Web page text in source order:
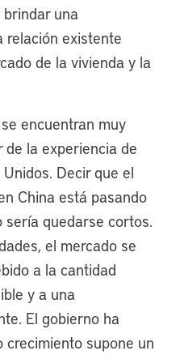
una
relación existente
de la vivienda y la
encuentran muy
la experiencia de
Decir que el
China está pasando
quedarse cortos.
el mercado se
a la cantidad
y a una
El gobierno ha
crecimiento supone un